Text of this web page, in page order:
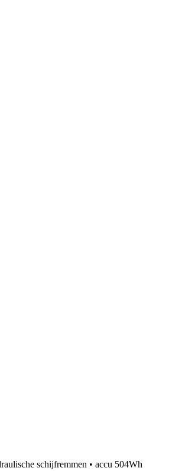
schijfremmen • accu 504Wh